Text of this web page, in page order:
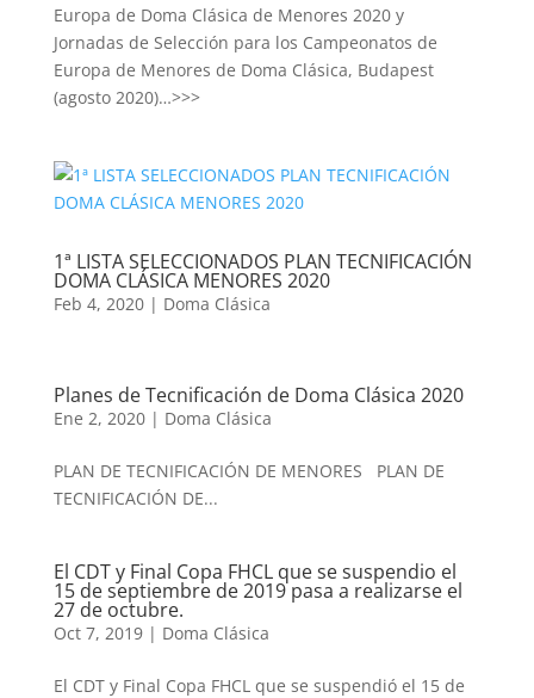
Europa de Doma Clásica de Menores 2020 y
Jornadas de Selección para los Campeonatos de
Europa de Menores de Doma Clásica, Budapest
(agosto 2020)…>>>
1ª LISTA SELECCIONADOS PLAN TECNIFICACIÓN
DOMA CLÁSICA MENORES 2020
Feb 4, 2020| Doma Clásica
Planes de Tecnificación de Doma Clásica 2020
Ene 2, 2020| Doma Clásica
PLAN DE TECNIFICACIÓN DE MENORES PLAN DE
TECNIFICACIÓN DE...
El CDT y Final Copa FHCL que se suspendio el
15 de septiembre de 2019 pasa a realizarse el
27 de octubre.
Oct 7, 2019| Doma Clásica
El CDT y Final Copa FHCL que se suspendió el 15 de